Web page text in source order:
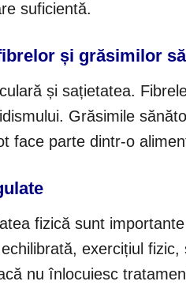
suficientă.
și grăsimilor
și sațietatea.
Grăsimile
face parte dintr-o
fizică sunt
exercițiul
nu înlocuiesc